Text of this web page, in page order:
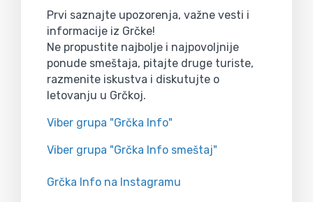
Prvi saznajte upozorenja, važne vesti i
informacije iz Grčke!
Ne propustite najbolje i najpovoljnije
ponude smeštaja, pitajte druge turiste,
razmenite iskustva i diskutujte o
letovanju u Grčkoj.
Viber grupa "Grčka Info"
Viber grupa "Grčka Info smeštaj"
Grčka Info na Instagramu